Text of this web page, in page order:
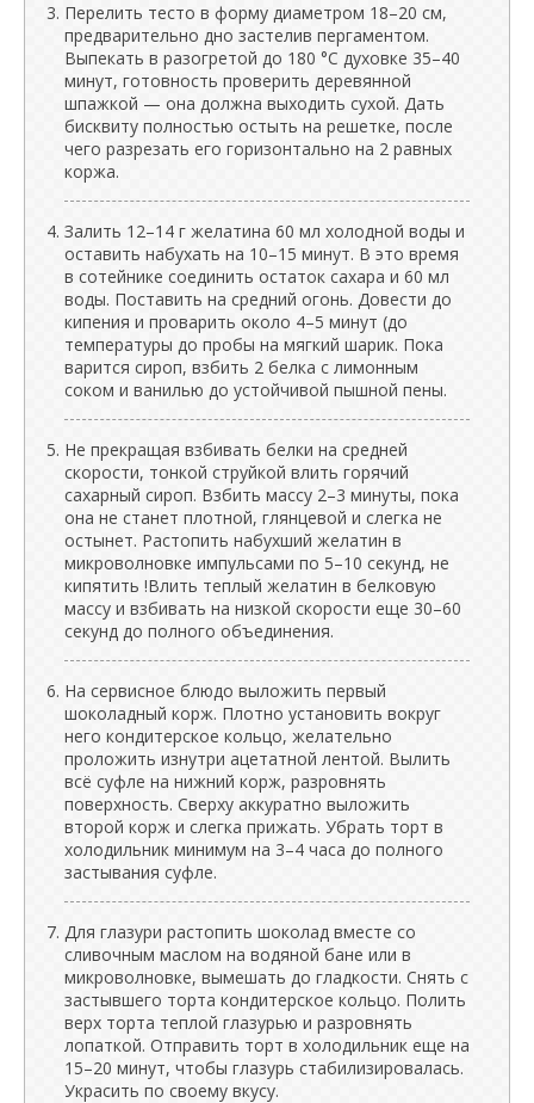
Перелить тесто в форму диаметром 18–20 см,
предварительно дно застелив пергаментом.
Выпекать в разогретой до 180 °C духовке 35–40
минут, готовность проверить деревянной
шпажкой — она должна выходить сухой. Дать
бисквиту полностью остыть на решетке, после
чего разрезать его горизонтально на 2 равных
коржа.
Залить 12–14 г желатина 60 мл холодной воды и
оставить набухать на 10–15 минут. В это время
в сотейнике соединить остаток сахара и 60 мл
воды. Поставить на средний огонь. Довести до
кипения и проварить около 4–5 минут (до
температуры до пробы на мягкий шарик. Пока
варится сироп, взбить 2 белка с лимонным
соком и ванилью до устойчивой пышной пены.
Не прекращая взбивать белки на средней
скорости, тонкой струйкой влить горячий
сахарный сироп. Взбить массу 2–3 минуты, пока
она не станет плотной, глянцевой и слегка не
остынет. Растопить набухший желатин в
микроволновке импульсами по 5–10 секунд, не
кипятить !Влить теплый желатин в белковую
массу и взбивать на низкой скорости еще 30–60
секунд до полного объединения.
На сервисное блюдо выложить первый
шоколадный корж. Плотно установить вокруг
него кондитерское кольцо, желательно
проложить изнутри ацетатной лентой. Вылить
всё суфле на нижний корж, разровнять
поверхность. Сверху аккуратно выложить
второй корж и слегка прижать. Убрать торт в
холодильник минимум на 3–4 часа до полного
застывания суфле.
Для глазури растопить шоколад вместе со
сливочным маслом на водяной бане или в
микроволновке, вымешать до гладкости. Снять с
застывшего торта кондитерское кольцо. Полить
верх торта теплой глазурью и разровнять
лопаткой. Отправить торт в холодильник еще на
15–20 минут, чтобы глазурь стабилизировалась.
Украсить по своему вкусу.